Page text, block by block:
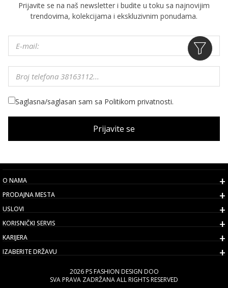
Prijavite se na naš newsletter i budite u toku sa najnovijim
trendovima, kolekcijama i ekskluzivnim ponudama.
Saglasna/saglasan sam sa Politikom privatnosti.
Prijavite se
O NAMA
PRODAJNA MESTA
USLOVI
KORISNIČKI SERVIS
KARIJERA
IZABERITE DRŽAVU
2026 PS FASHION DESIGN DOO
SVA PRAVA ZADRŽANA ALL RIGHTS RESERVED